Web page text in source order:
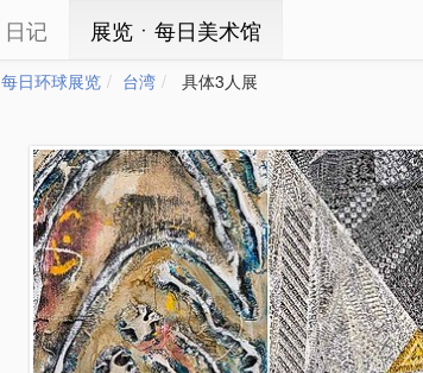
日记 展览ㆍ每日美术馆
每日环球展览 台湾 具体3人展